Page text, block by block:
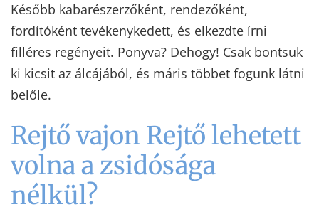
Később kabarészerzőként, rendezőként,
fordítóként tevékenykedett, és elkezdte írni
filléres regényeit. Ponyva? Dehogy! Csak bontsuk
ki kicsit az álcájából, és máris többet fogunk látni
belőle.
Rejtő vajon Rejtő lehetett
volna a zsidósága
nélkül?